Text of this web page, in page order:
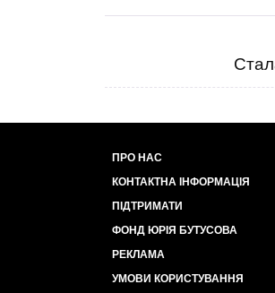
ПРО НАС
КОНТАКТНА ІНФОРМАЦІЯ
ПІДТРИМАТИ
ФОНД ЮРІЯ БУТУСОВА
РЕКЛАМА
УМОВИ КОРИСТУВАННЯ